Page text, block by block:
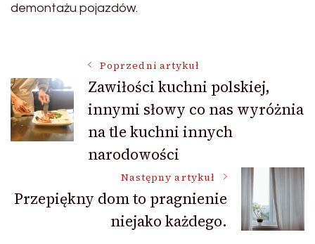
demontażu pojazdów.
Nawigacja
wpisu
Poprzedni artykuł
Zawiłości kuchni polskiej,
innymi słowy co nas wyróżnia
na tle kuchni innych
narodowości
Następny artykuł
Przepiękny dom to pragnienie
niejako każdego.